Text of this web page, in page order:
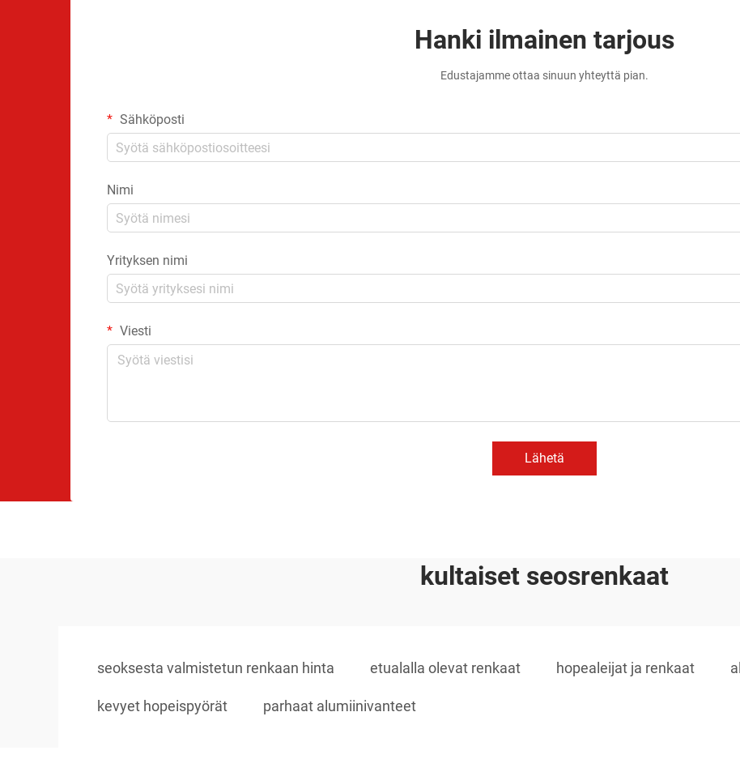
Hanki ilmainen tarjous
Edustajamme ottaa sinuun yhteyttä pian.
Sähköposti
Nimi
Yrityksen nimi
Viesti
Lähetä
kultaiset seosrenkaat
seoksesta valmistetun renkaan hinta etualalla olevat renkaat hopealeijat ja renkaat
kevyet hopeispyörät parhaat alumiinivanteet